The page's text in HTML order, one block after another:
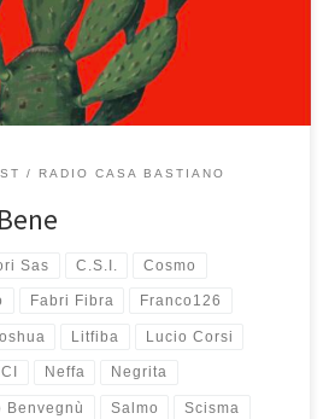
l’ho […]
RADIO CASA BASTIANO
Sas C.S.I. Cosmo
Fabri Fibra Franco126
Litfiba Lucio Corsi
Neffa Negrita
Benvegnù Salmo Scisma